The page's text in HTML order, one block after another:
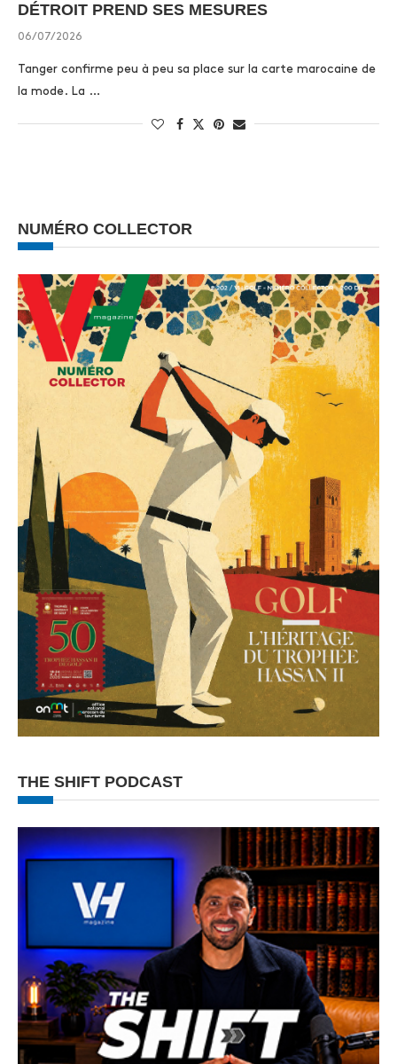
DÉTROIT PREND SES MESURES
06/07/2026
Tanger confirme peu à peu sa place sur la carte marocaine de
la mode. La …
NUMÉRO COLLECTOR
THE SHIFT PODCAST